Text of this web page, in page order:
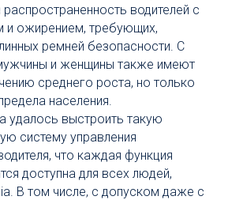
водителей с
и ожирением, требующих,
ремней безопасности. С
и женщины также имеют
среднего роста, но только
населения.
удалось выстроить такую
систему управления
что каждая функция
доступна для всех людей,
В том числе, с допуском даже с